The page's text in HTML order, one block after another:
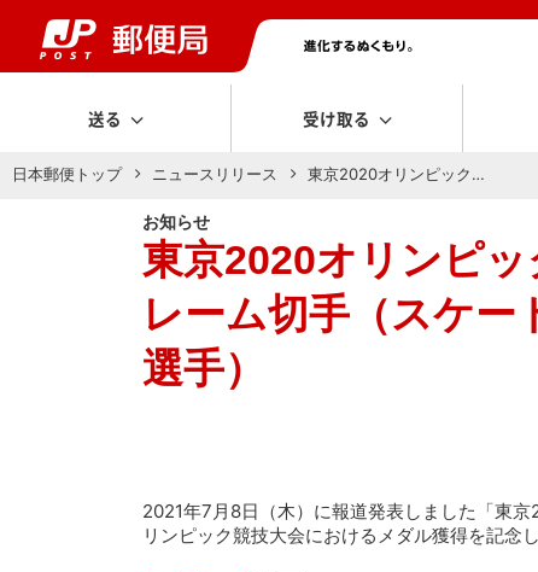
送る 受け取る
日本郵便トップ ニュースリリース 東京2020オリンピック…
お知らせ
東京2020オリンピ
レーム切手（スケー
選手）
2021年7月8日（木）に報道発表しました「東
リンピック競技大会におけるメダル獲得を記念